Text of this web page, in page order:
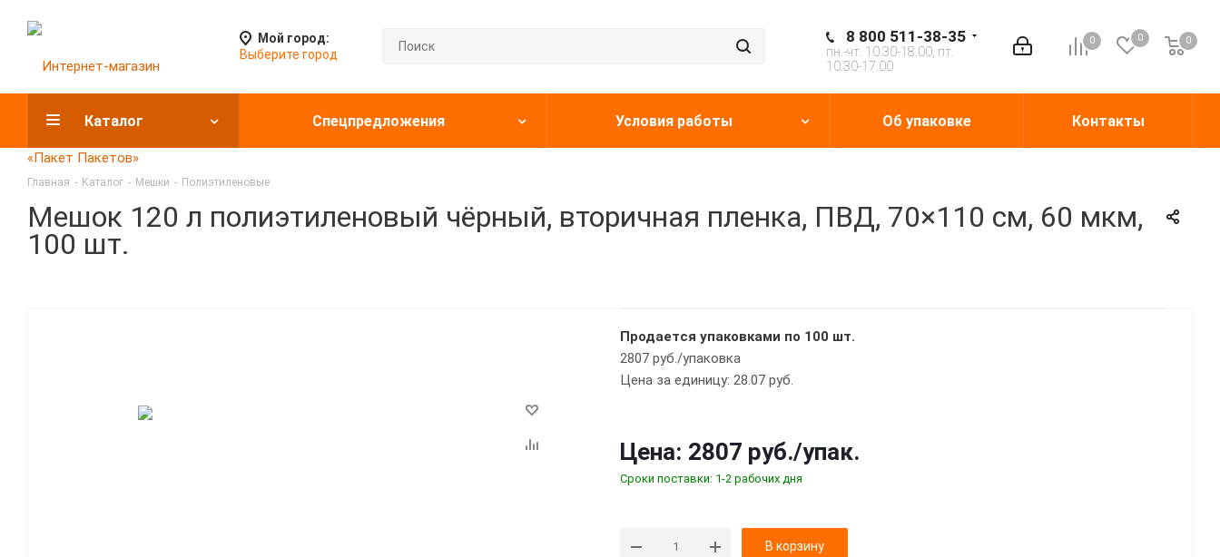
Мой город:
Выберите город
0 0 0
0
8 800 511-38-35
пн.-чт. 10.30-18.00, пт.
10.30-17.00
Каталог Спецпредложения Условия работы Об упаковке Контакты
Главная - Каталог - Мешки - Полиэтиленовые
Мешок 120 л полиэтиленовый чёрный, вторичная пленка, ПВД, 70×110 см, 60 мкм,
100 шт.
Продается упаковками по 100 шт.
2807 руб./упаковка
Цена за единицу: 28.07 руб.
Цена: 2807 руб./упак.
Сроки поставки: 1-2 рабочих дня
В корзину